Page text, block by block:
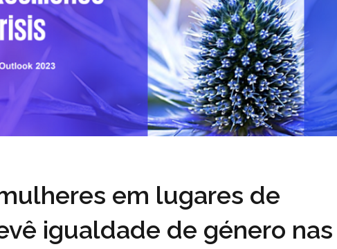
em lugares de
igualdade de género nas